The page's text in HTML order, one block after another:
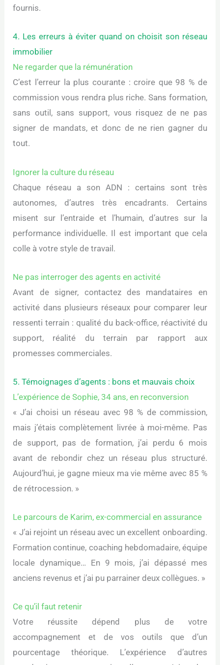
fournis.
4. Les erreurs à éviter quand on choisit son réseau
immobilier
Ne regarder que la rémunération
C’est l’erreur la plus courante : croire que 98 % de
commission vous rendra plus riche. Sans formation,
sans outil, sans support, vous risquez de ne pas
signer de mandats, et donc de ne rien gagner du
tout.
Ignorer la culture du réseau
Chaque réseau a son ADN : certains sont très
autonomes, d’autres très encadrants. Certains
misent sur l’entraide et l’humain, d’autres sur la
performance individuelle. Il est important que cela
colle à votre style de travail.
Ne pas interroger des agents en activité
Avant de signer, contactez des mandataires en
activité dans plusieurs réseaux pour comparer leur
ressenti terrain : qualité du back-office, réactivité du
support, réalité du terrain par rapport aux
promesses commerciales.
5. Témoignages d’agents : bons et mauvais choix
L’expérience de Sophie, 34 ans, en reconversion
« J’ai choisi un réseau avec 98 % de commission,
mais j’étais complètement livrée à moi-même. Pas
de support, pas de formation, j’ai perdu 6 mois
avant de rebondir chez un réseau plus structuré.
Aujourd’hui, je gagne mieux ma vie même avec 85 %
de rétrocession. »
Le parcours de Karim, ex-commercial en assurance
« J’ai rejoint un réseau avec un excellent onboarding.
Formation continue, coaching hebdomadaire, équipe
locale dynamique… En 9 mois, j’ai dépassé mes
anciens revenus et j’ai pu parrainer deux collègues. »
Ce qu’il faut retenir
Votre réussite dépend plus de votre
accompagnement et de vos outils que d’un
pourcentage théorique. L’expérience d’autres